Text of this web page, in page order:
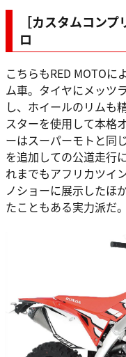
［カスタムコン
ロ
こちらもRED MOTOに
ム車。タイヤにメッツ
し、ホイールのリムも
スターを使用して本格
ーはスーパーモトと同
を追加しての公道走行
れまでもアフリカツイ
ノショーに展示したほ
たこともある実力派だ。